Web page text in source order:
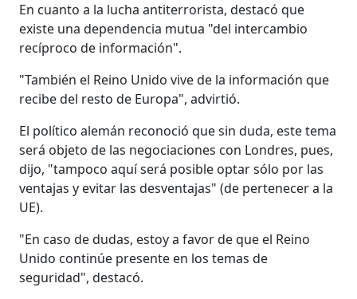
En cuanto a la lucha antiterrorista, destacó que
existe una dependencia mutua "del intercambio
recíproco de información".
"También el Reino Unido vive de la información que
recibe del resto de Europa", advirtió.
El político alemán reconoció que sin duda, este tema
será objeto de las negociaciones con Londres, pues,
dijo, "tampoco aquí será posible optar sólo por las
ventajas y evitar las desventajas" (de pertenecer a la
UE).
"En caso de dudas, estoy a favor de que el Reino
Unido continúe presente en los temas de
seguridad", destacó.